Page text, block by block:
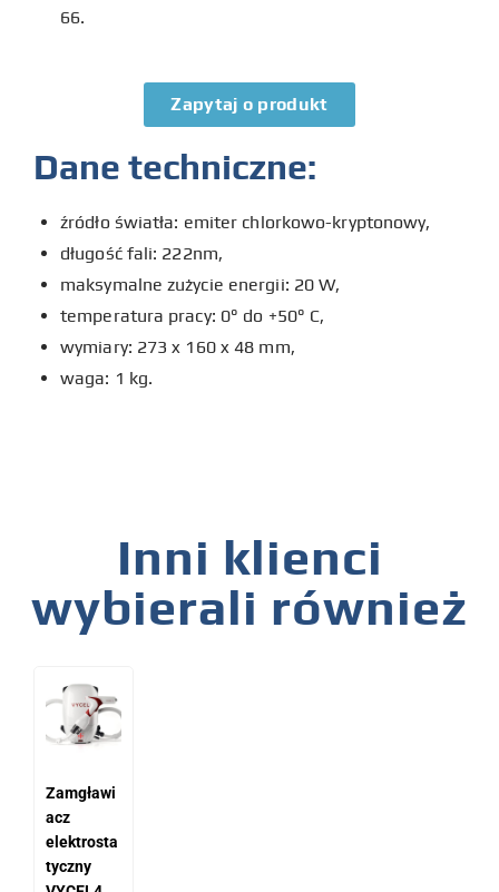
66.
Zapytaj o produkt
Dane techniczne:
źródło światła: emiter chlorkowo-kryptonowy,
długość fali: 222nm,
maksymalne zużycie energii: 20 W,
temperatura pracy: 0° do +50° C,
wymiary: 273 x 160 x 48 mm,
waga: 1 kg.
Inni klienci
wybierali również
Zamgławi
acz
elektrosta
tyczny